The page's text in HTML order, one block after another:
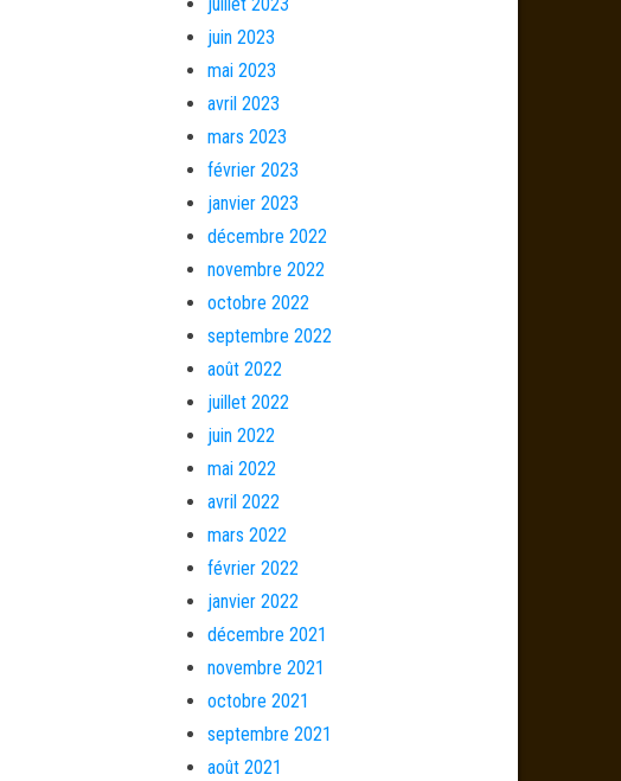
juin 2023
mai 2023
avril 2023
mars 2023
février 2023
janvier 2023
décembre 2022
novembre 2022
octobre 2022
septembre 2022
août 2022
juillet 2022
juin 2022
mai 2022
avril 2022
mars 2022
février 2022
janvier 2022
décembre 2021
novembre 2021
octobre 2021
septembre 2021
août 2021